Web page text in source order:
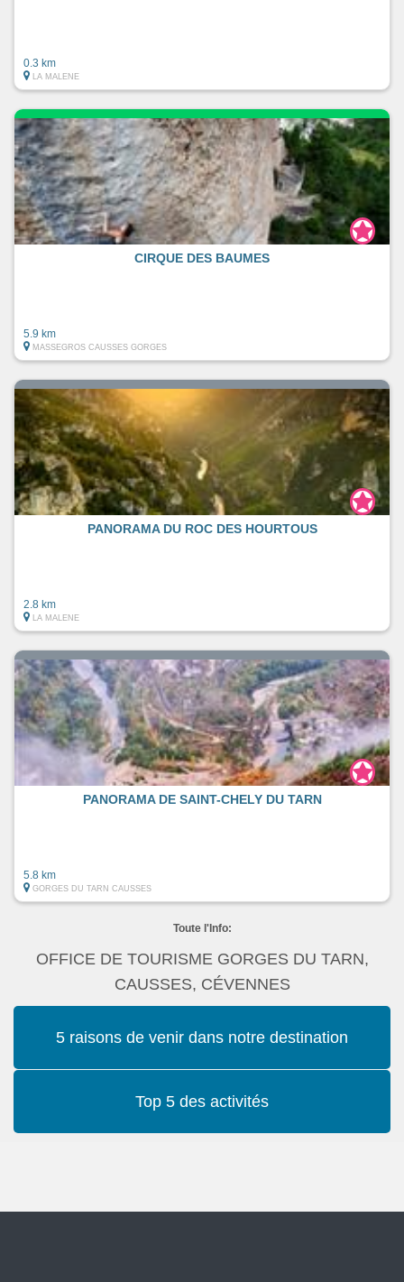
0.3 km
LA MALENE
CIRQUE DES BAUMES
5.9 km
MASSEGROS CAUSSES GORGES
PANORAMA DU ROC DES HOURTOUS
2.8 km
LA MALENE
PANORAMA DE SAINT-CHELY DU TARN
5.8 km
GORGES DU TARN CAUSSES
Toute l'Info:
OFFICE DE TOURISME GORGES DU TARN,
CAUSSES, CÉVENNES
5 raisons de venir dans notre destination
Top 5 des activités